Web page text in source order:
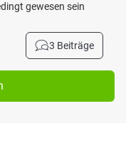
gewesen sein
3 Beiträge